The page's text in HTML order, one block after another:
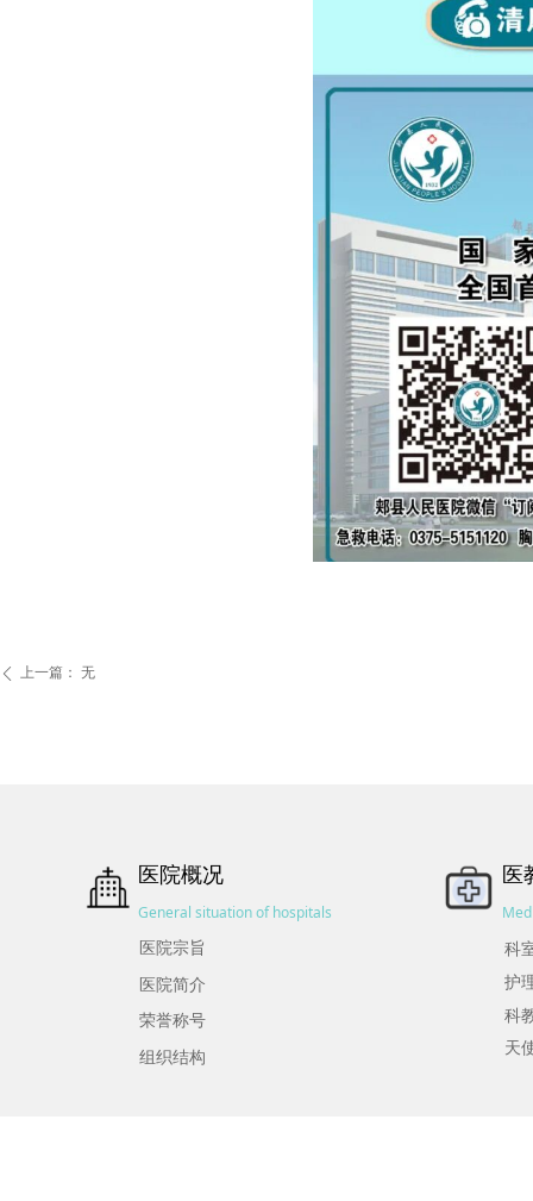
ꄴ 上一篇： 无
医院概况
General situation of hospitals
医
医院宗旨
医院简介
荣誉称号
组织结构
科
护
科
天